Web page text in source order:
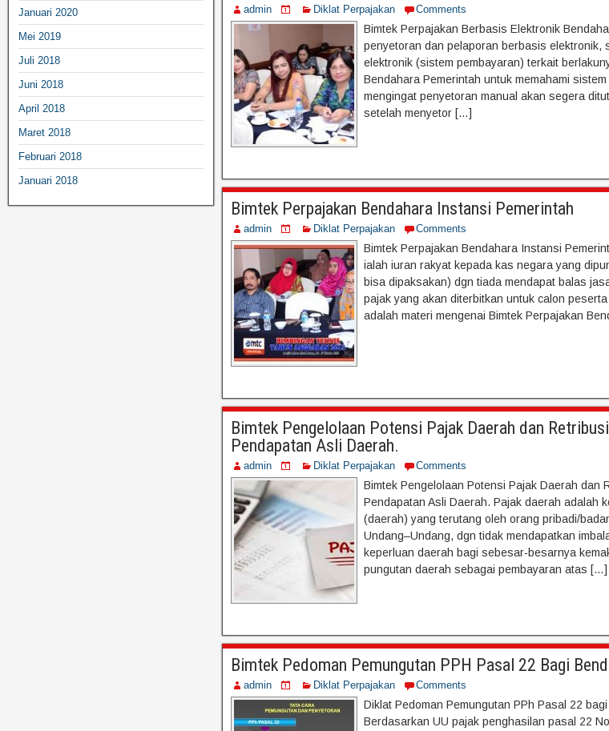
admin Diklat Perpajakan Comments
Bimtek Perpajakan Berbasis Elektronik
penyetoran dan pelaporan berbasis elektronik,
elektronik (sistem pembayaran) terkait
Bendahara Pemerintah untuk memahami
mengingat penyetoran manual akan segera
setelah menyetor […]
Bimtek Perpajakan Bendahara Instansi Pemerintah
admin Diklat Perpajakan Comments
Bimtek Perpajakan Bendahara Instansi
ialah iuran rakyat kepada kas negara yang
bisa dipaksakan) dgn tiada mendapat balas
pajak yang akan diterbitkan untuk calon
adalah materi mengenai Bimtek Perpajakan
Bimtek Pengelolaan Potensi Pajak Daerah dan
Pendapatan Asli Daerah.
admin Diklat Perpajakan Comments
Bimtek Pengelolaan Potensi Pajak Daerah dan
Pendapatan Asli Daerah. Pajak daerah adalah
(daerah) yang terutang oleh orang pribadi/
Undang–Undang, dgn tidak mendapatkan
keperluan daerah bagi sebesar-besarnya
pungutan daerah sebagai pembayaran atas […]
Bimtek Pedoman Pemungutan PPH Pasal 22 Bagi
admin Diklat Perpajakan Comments
Diklat Pedoman Pemungutan PPh Pasal 22
Berdasarkan UU pajak penghasilan pasal 22
Januari 2020
Mei 2019
Juli 2018
Juni 2018
April 2018
Maret 2018
Februari 2018
Januari 2018